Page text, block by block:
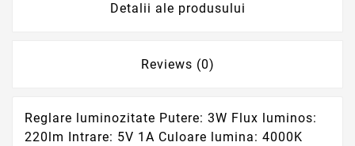
Detalii ale produsului
Reviews (0)
Reglare luminozitate Putere: 3W Flux luminos:
220lm Intrare: 5V 1A Culoare lumina: 4000K